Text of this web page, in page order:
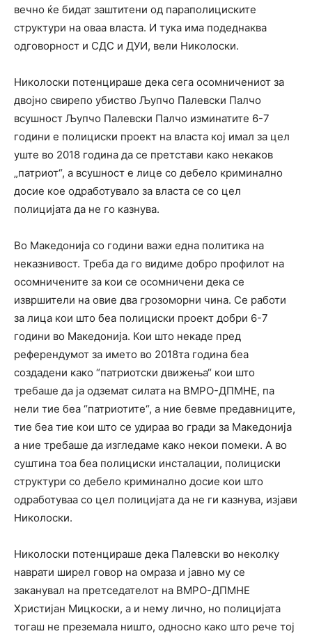
вечно ќе бидат заштитени од параполициските
структури на оваа власта. И тука има подеднаква
одговорност и СДС и ДУИ, вели Николоски.
Николоски потенцираше дека сега осомничениот за
двојно свирепо убиство Љупчо Палевски Палчо
всушност Љупчо Палевски Палчо изминатите 6-7
години е полициски проект на власта кој имал за цел
уште во 2018 година да се претстави како некаков
„патриот“, а всушност е лице со дебело криминално
досие кое одработувало за власта се со цел
полицијата да не го казнува.
Во Македонија со години важи една политика на
неказнивост. Треба да го видиме добро профилот на
осомничените за кои се осомничени дека се
извршители на овие два грозоморни чина. Се работи
за лица кои што беа полициски проект добри 6-7
години во Македонија. Кои што некаде пред
референдумот за името во 2018та година беа
создадени како “патриотски движења“ кои што
требаше да ја одземат силата на ВМРО-ДПМНЕ, па
нели тие беа “патриотите“, а ние бевме предавниците,
тие беа тие кои што се удираа во гради за Македонија
а ние требаше да изгледаме како некои помеки. А во
суштина тоа беа полициски инсталации, полициски
структури со дебело криминално досие кои што
одработуваа со цел полицијата да не ги казнува, изјави
Николоски.
Николоски потенцираше дека Палевски во неколку
наврати ширел говор на омраза и јавно му се
заканувал на претседателот на ВМРО-ДПМНЕ
Христијан Мицкоски, а и нему лично, но полицијата
тогаш не преземала ништо, односно како што рече тој